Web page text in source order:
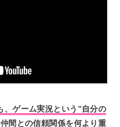
、ゲーム実況という“自分の
間との信頼関係を何より重